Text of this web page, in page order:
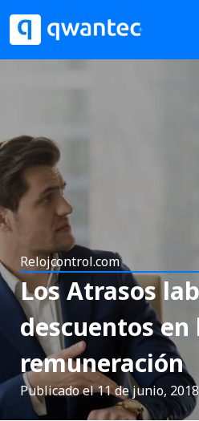
Relojcontrol.com
Los Atrasos
descuentos en
remuneración
Publicado el11 de junio, 2018